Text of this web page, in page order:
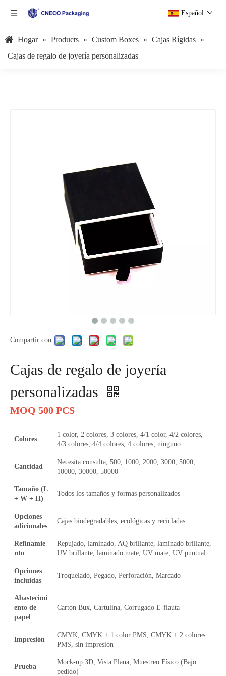
Español
Hogar » Products » Custom Boxes » Cajas Rígidas »
Cajas de regalo de joyería personalizadas
Compartir con:
Cajas de regalo de joyería
personalizadas
MOQ 500 PCS
Colores
1 color, 2 colores, 3 colores, 4/1 color, 4/2 colores,
4/3 colores, 4/4 colores, 4 colores, ninguno
Cantidad
Necesita consulta, 500, 1000, 2000, 3000, 5000,
10000, 30000, 50000
Tamaño (L
+ W + H)
Todos los tamaños y formas personalizados
Opciones
adicionales
Cajas biodegradables, ecológicas y recicladas
Refinamie
nto
Repujado, laminado, AQ brillante, laminado brillante,
UV brillante, laminado mate, UV mate, UV puntual
Opciones
incluidas
Troquelado, Pegado, Perforación, Marcado
Abastecimi
ento de
papel
Cartón Bux, Cartulina, Corrugado E-flauta
Impresión
CMYK, CMYK + 1 color PMS, CMYK + 2 colores
PMS, sin impresión
Prueba
Mock-up 3D, Vista Plana, Muestreo Físico (Bajo
pedido)